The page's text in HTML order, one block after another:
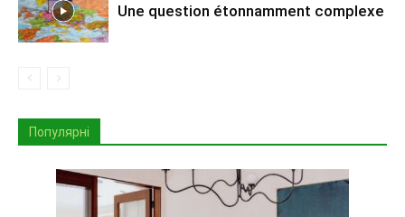
Une question étonnamment complexe
Популярні